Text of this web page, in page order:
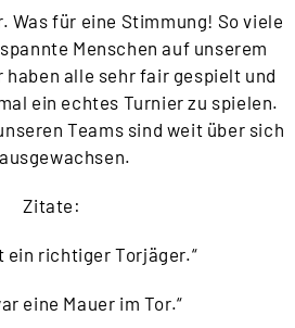
Was für eine Stimmung! So viele
Menschen auf unserem
haben alle sehr fair gespielt und
ein echtes Turnier zu spielen.
Teams sind weit über sich
Zitate:
ein richtiger Torjäger.“
eine Mauer im Tor.“